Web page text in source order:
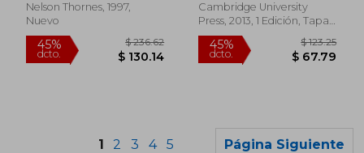
Nelson Thornes, 1997,
Nuevo
Embryology
Paperback (en
Cambridge University
Press, 2013, 1 Edición, Tapa
Blanda, Nuevo
1 2 3 4 5 Página Siguiente